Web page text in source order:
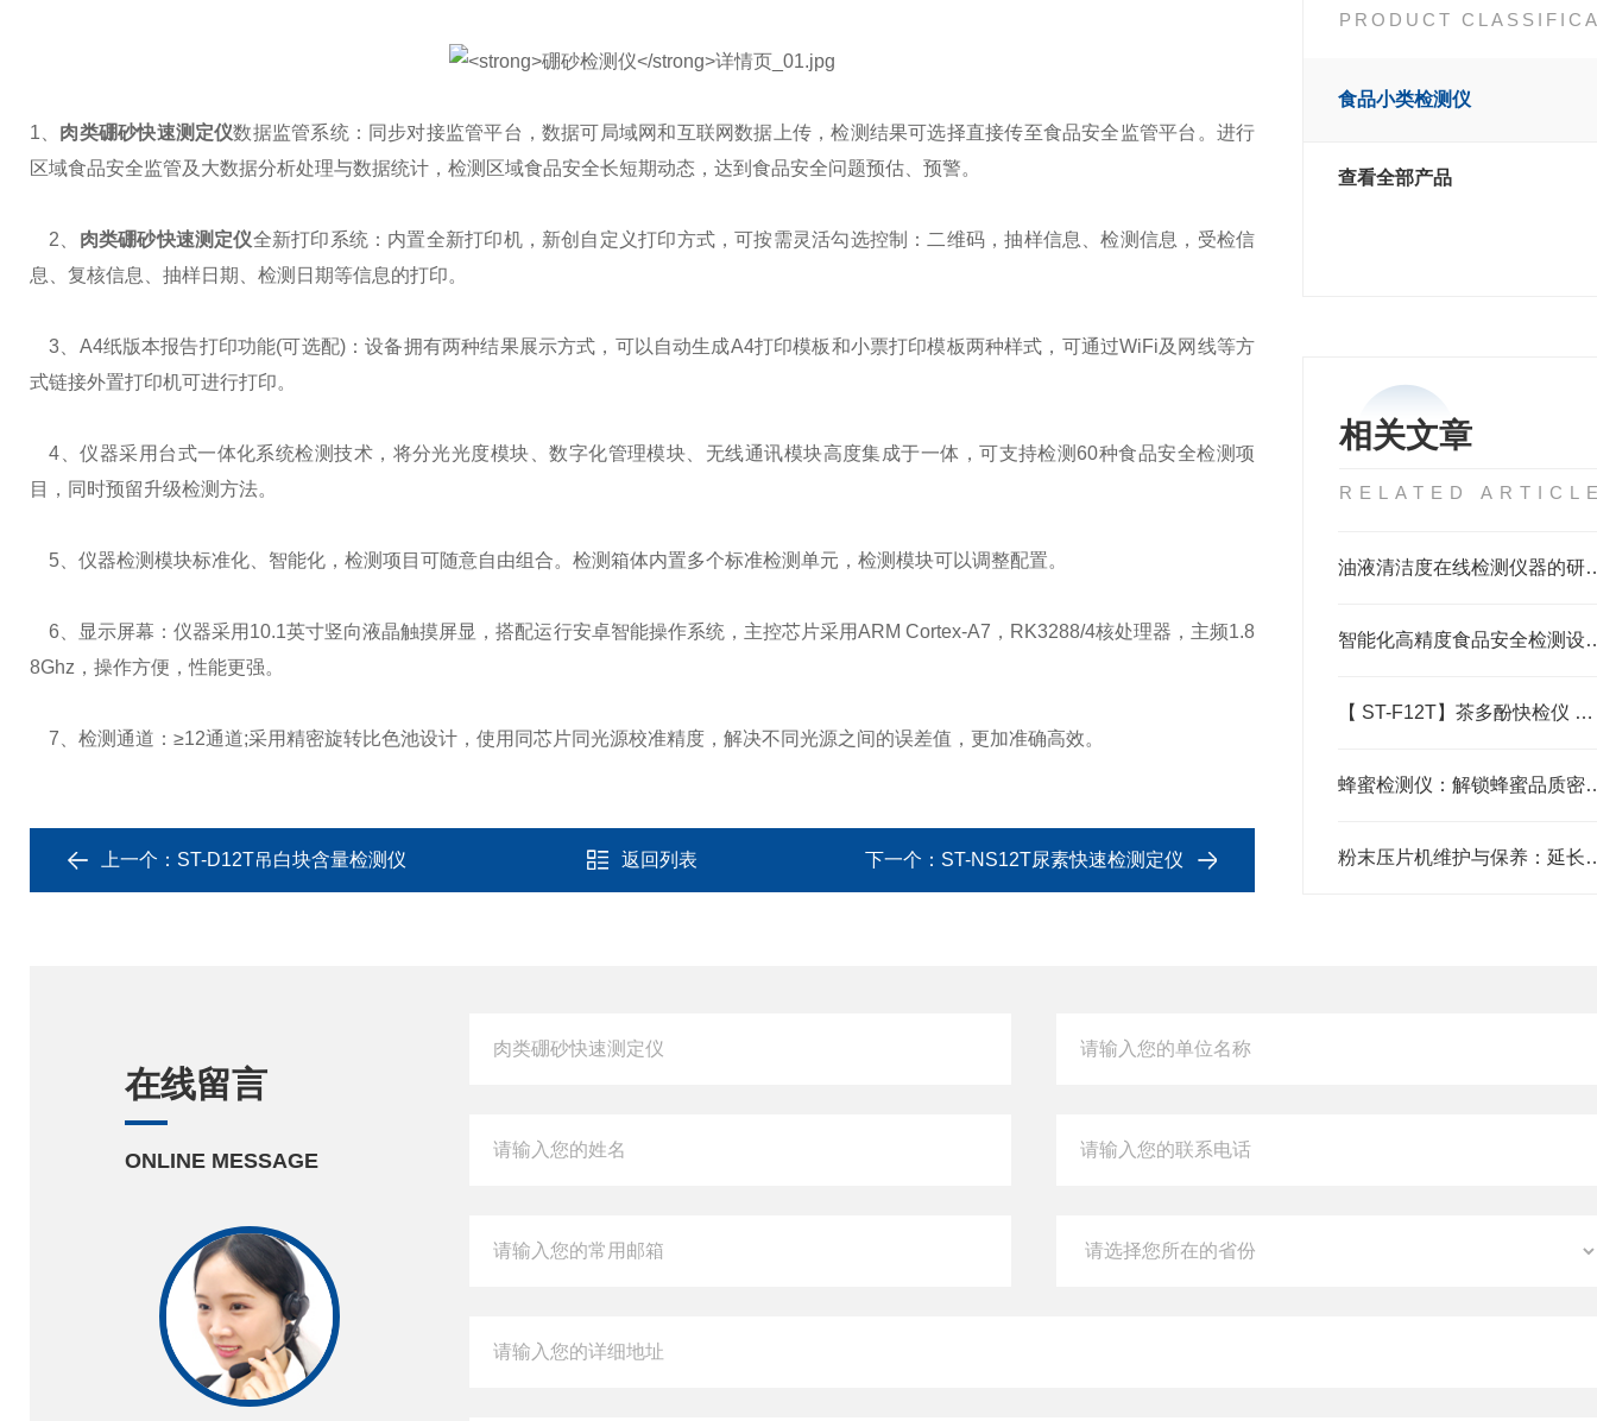
PRODUCT
食品小类检测仪
查看全部产品
相关文章
RELATED
油液清洁度在线检
智能化高精度食品安全
【 ST-F12T】茶多酚快检仪 @三体仪器#2023已更新#
蜂蜜检测仪：解
粉末压片机维护与保
1、 肉类硼砂快速测定仪数据监管系统：同步对接监管平台，数据可局域网和互联网数据上传，检测结果可选择直接传至食品安全监管平台。进行
区域食品安全监管及大数据分析处理与数据统计，检测区域食品安全长短期动态，达到食品安全问题预估、预警。
2、 肉类硼砂快速测定仪全新打印系统：内置全新打印机，新创自定义打印方式，可按需灵活勾选控制：二维码，抽样信息、检测信息，受检信
息、复核信息、抽样日期、检测日期等信息的打印。
3、A4纸版本报告打印功能(可选配)：设备拥有两种结果展示方式，可以自动生成A4打印模板和小票打印模板两种样式，可通过WiFi及网线等方
式链接外置打印机可进行打印。
4、仪器采用台式一体化系统检测技术，将分光光度模块、数字化管理模块、无线通讯模块高度集成于一体，可支持检测60种食品安全检测项
目，同时预留升级检测方法。
5、仪器检测模块标准化、智能化，检测项目可随意自由组合。检测箱体内置多个标准检测单元，检测模块可以调整配置。
6、显示屏幕：仪器采用10.1英寸竖向液晶触摸屏显，搭配运行安卓智能操作系统，主控芯片采用ARM Cortex-A7，RK3288/4核处理器，主频1.8
8Ghz，操作方便，性能更强。
7、检测通道：≥12通道;采用精密旋转比色池设计，使用同芯片同光源校准精度，解决不同光源之间的误差值，更加准确高效。
上一个： ST-D12T吊白块含量检测仪 返回列表 下一个： ST-NS12T尿素快速检测定仪
在线留言
ONLINE MESSAGE